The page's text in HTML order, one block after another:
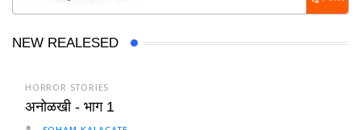
NEW REALESED
HORROR STORIES
अनोळखी - भाग 1